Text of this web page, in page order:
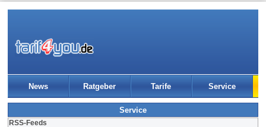
News Ratgeber Tarife Service
Service
RSS-Feeds